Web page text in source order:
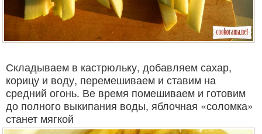
Складываем в кастрюльку, добавляем сахар,
корицу и воду, перемешиваем и ставим на
средний огонь. Ве время помешиваем и готовим
до полного выкипания воды, яблочная «соломка»
станет мягкой